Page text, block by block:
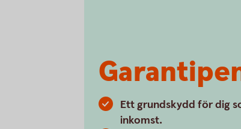
Ett grundskydd för dig
inkomst.